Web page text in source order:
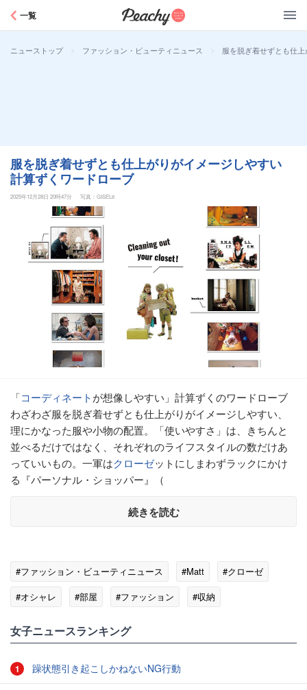
一覧
ニューストップ > ファッション・ビューティニュース > 服を脱ぎ着せずとも仕
服を脱ぎ着せずとも仕上がりがイメージしやすい
計算ずくワードローブ
2025年12月28日 20時47分 写真：GISELe
「コーディネートが想像しやすい」計算ずくのワードローブ
わざわざ服を脱ぎ着せずとも仕上がりがイメージしやすい、
理にかなった服や小物の配置。「使いやすさ」は、きちんと
並べるだけではなく、それぞれのライフスタイルの数だけあ
っていいもの。一軍はクローゼットにしまわずラックにかけ
る『パーソナル・ショッパー』（
続きを読む
#ファッション・ビューティニュース #Matt
#クローゼ
#オシャレ
#部屋 #ファッション
#収納
女子ニュースランキング
1 躁状態引き起こしかねないNG行動